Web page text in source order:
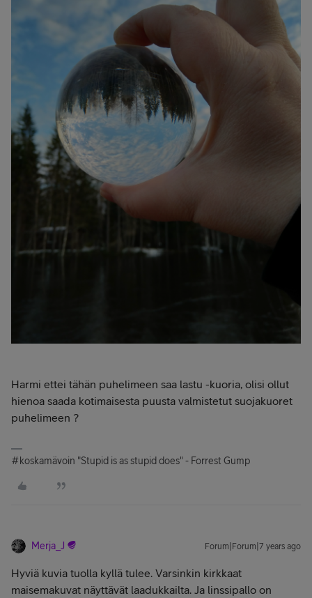
Harmi ettei tähän puhelimeen saa lastu -kuoria, olisi ollut
hienoa saada kotimaisesta puusta valmistetut suojakuoret
puhelimeen ?
#koskamävoin "Stupid is as stupid does" - Forrest Gump
Merja_J Forum|Forum|7 years ago
Hyviä kuvia tuolla kyllä tulee. Varsinkin kirkkaat
maisemakuvat näyttävät laadukkailta. Ja linssipallo on